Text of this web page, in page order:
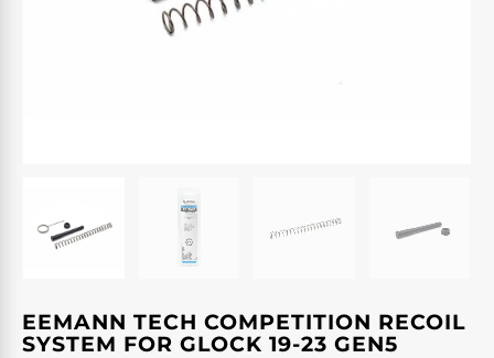
EEMANN TECH COMPETITION RECOIL
SYSTEM FOR GLOCK 19-23 GEN5